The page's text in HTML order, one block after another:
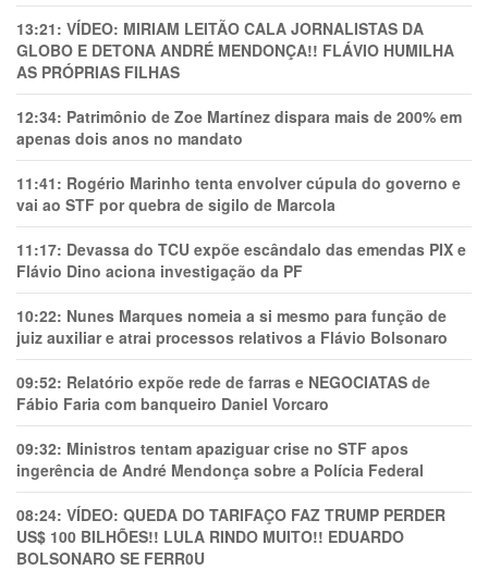
13:21: VÍDEO: MIRIAM LEITÃO CALA JORNALISTAS DA
GLOBO E DETONA ANDRÉ MENDONÇA!! FLÁVIO HUMILHA
AS PRÓPRIAS FILHAS
12:34: Patrimônio de Zoe Martínez dispara mais de 200% em
apenas dois anos no mandato
11:41: Rogério Marinho tenta envolver cúpula do governo e
vai ao STF por quebra de sigilo de Marcola
11:17: Devassa do TCU expõe escândalo das emendas PIX e
Flávio Dino aciona investigação da PF
10:22: Nunes Marques nomeia a si mesmo para função de
juiz auxiliar e atrai processos relativos a Flávio Bolsonaro
09:52: Relatório expõe rede de farras e NEGOCIATAS de
Fábio Faria com banqueiro Daniel Vorcaro
09:32: Ministros tentam apaziguar crise no STF apos
ingerência de André Mendonça sobre a Polícia Federal
08:24: VÍDEO: QUEDA DO TARIFAÇO FAZ TRUMP PERDER
US$ 100 BILHÕES!! LULA RINDO MUITO!! EDUARDO
BOLSONARO SE FERR0U